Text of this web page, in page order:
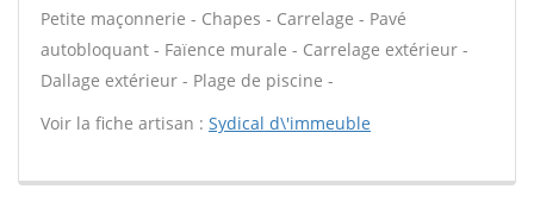
Petite maçonnerie - Chapes - Carrelage - Pavé
autobloquant - Faïence murale - Carrelage extérieur -
Dallage extérieur - Plage de piscine -
Voir la fiche artisan : Sydical d\'immeuble